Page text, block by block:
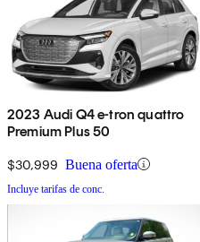
2023 Audi Q4 e-tron quattro
Premium Plus 50
$30,999 Buena oferta
Incluye tarifas de conc.